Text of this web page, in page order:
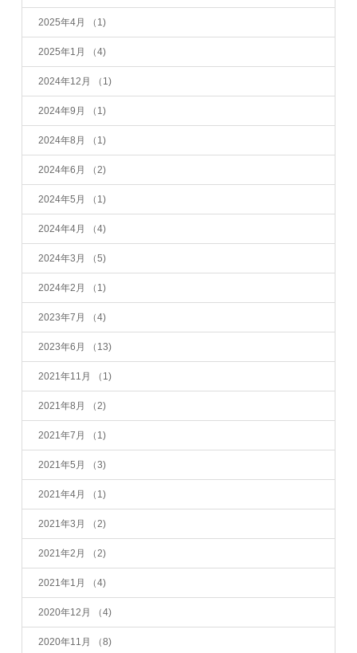
2025年4月 （1)
2025年1月 （4)
2024年12月 （1)
2024年9月 （1)
2024年8月 （1)
2024年6月 （2)
2024年5月 （1)
2024年4月 （4)
2024年3月 （5)
2024年2月 （1)
2023年7月 （4)
2023年6月 （13)
2021年11月 （1)
2021年8月 （2)
2021年7月 （1)
2021年5月 （3)
2021年4月 （1)
2021年3月 （2)
2021年2月 （2)
2021年1月 （4)
2020年12月 （4)
2020年11月 （8)